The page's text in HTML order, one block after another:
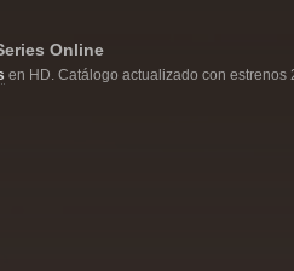
Online
en HD. Catálogo actualizado con